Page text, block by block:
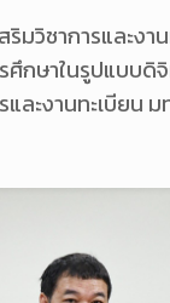
ชาการและงาน
ศึกษาในรูปแบบ
ละงานทะเบียน